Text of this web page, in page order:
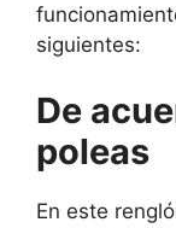
siguientes:
De
poleas
En este